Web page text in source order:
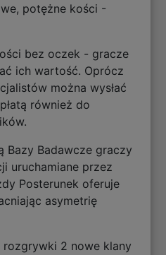
potężne kości -
bez oczek - gracze
ich wartość. Oprócz
można wysłać
również do
Bazy Badawcze graczy
uruchamiane przez
Posterunek oferuje
asymetrię
2 nowe klany